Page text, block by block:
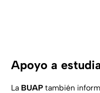
Apoyo a
La BUAP también